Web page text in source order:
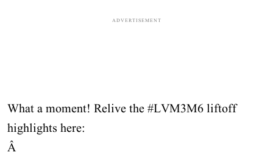
ADVERTISEMENT
What a moment! Relive the#LVM3M6liftoff
highlights here:
Â